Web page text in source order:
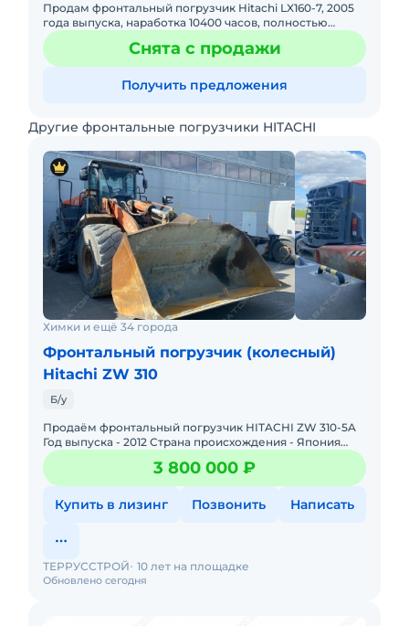
Продам фронтальный погрузчик Hitachi LX160-7, 2005
года выпуска, наработка 10400 часов, полностью
обслужен, в отличном техническом состоянии. Ковш 3
м3. Двигат
Снята с продажи
Получить предложения
Другие фронтальные погрузчики HITACHI
Химки и ещё 34 города
Фронтальный погрузчик (колесный)
Hitachi ZW 310
Б/у
Продаём фронтальный погрузчик HITACHI ZW 310-5A
Год выпуска - 2012 Страна происхождения - Япония
Двигатель Cummins Объём ковша - 7м3
Эксплуатационная масса3 800 000 ₽
Купить в лизинг Позвонить Написать
Обновлено сегодня
ТЕРРУССТРОЙ 10 лет на площадке